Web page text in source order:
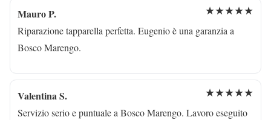
Mauro P. ★★★★★
Riparazione tapparella perfetta. Eugenio è una garanzia a
Bosco Marengo.
Valentina S. ★★★★★
Servizio serio e puntuale a Bosco Marengo. Lavoro eseguito